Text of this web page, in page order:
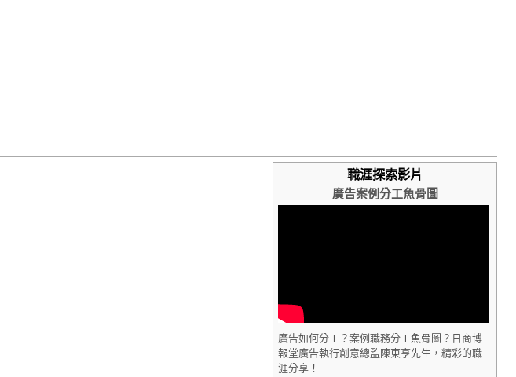
職涯探索影片
廣告案例分工魚骨圖
廣告如何分工？案例職務分工魚骨圖？日商博
報堂廣告執行創意總監陳東亨先生，精彩的職
涯分享！